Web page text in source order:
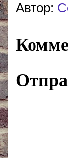
Автор: